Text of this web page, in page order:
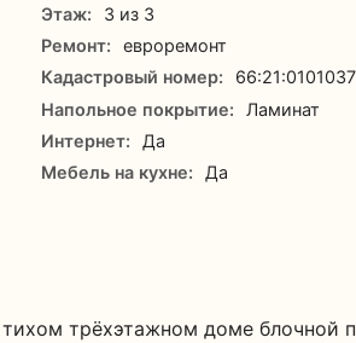
Этаж:
3 из 3
Ремонт:
евроремонт
Кадастровый номер:
Напольное покрытие:
Ламинат
Интернет:
Да
Мебель на кухне:
Да
трёхэтажном доме блочной